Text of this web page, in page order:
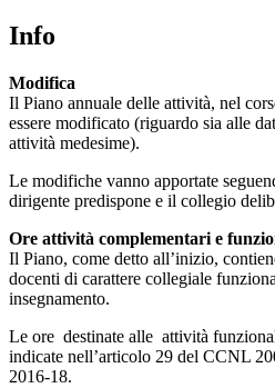
Info
Modifica
Il Piano annuale delle attività, nel
essere modificato (riguardo sia alle
attività medesime).
Le modifiche vanno apportate
dirigente predispone e il collegio
Ore attività complementari e
Il Piano, come detto all’inizio,
docenti di carattere collegiale
insegnamento.
Le ore destinate alle attività
indicate nell’articolo 29 del CCNL
2016-18.